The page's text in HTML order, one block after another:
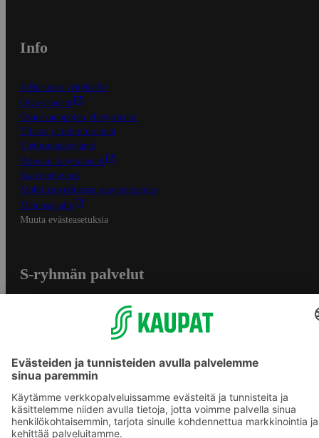
Info
S-Business yrityksille
Oiva-raportit
Osuuskauppojen yhteystiedot
Tilaus- ja toimitusehdot
Tietosuojakäytäntö
Palvelun käyttöehdot
Saavutettavuus
Mobiilisovelluksen saavutettavuus
Mainostajalle
Muuta evästeasetuksia
S-ryhmän palvelut
S-ostoslista -sovellus
Prisma.fi
Sokos.fi
S-Pankki
Yhteishyvä